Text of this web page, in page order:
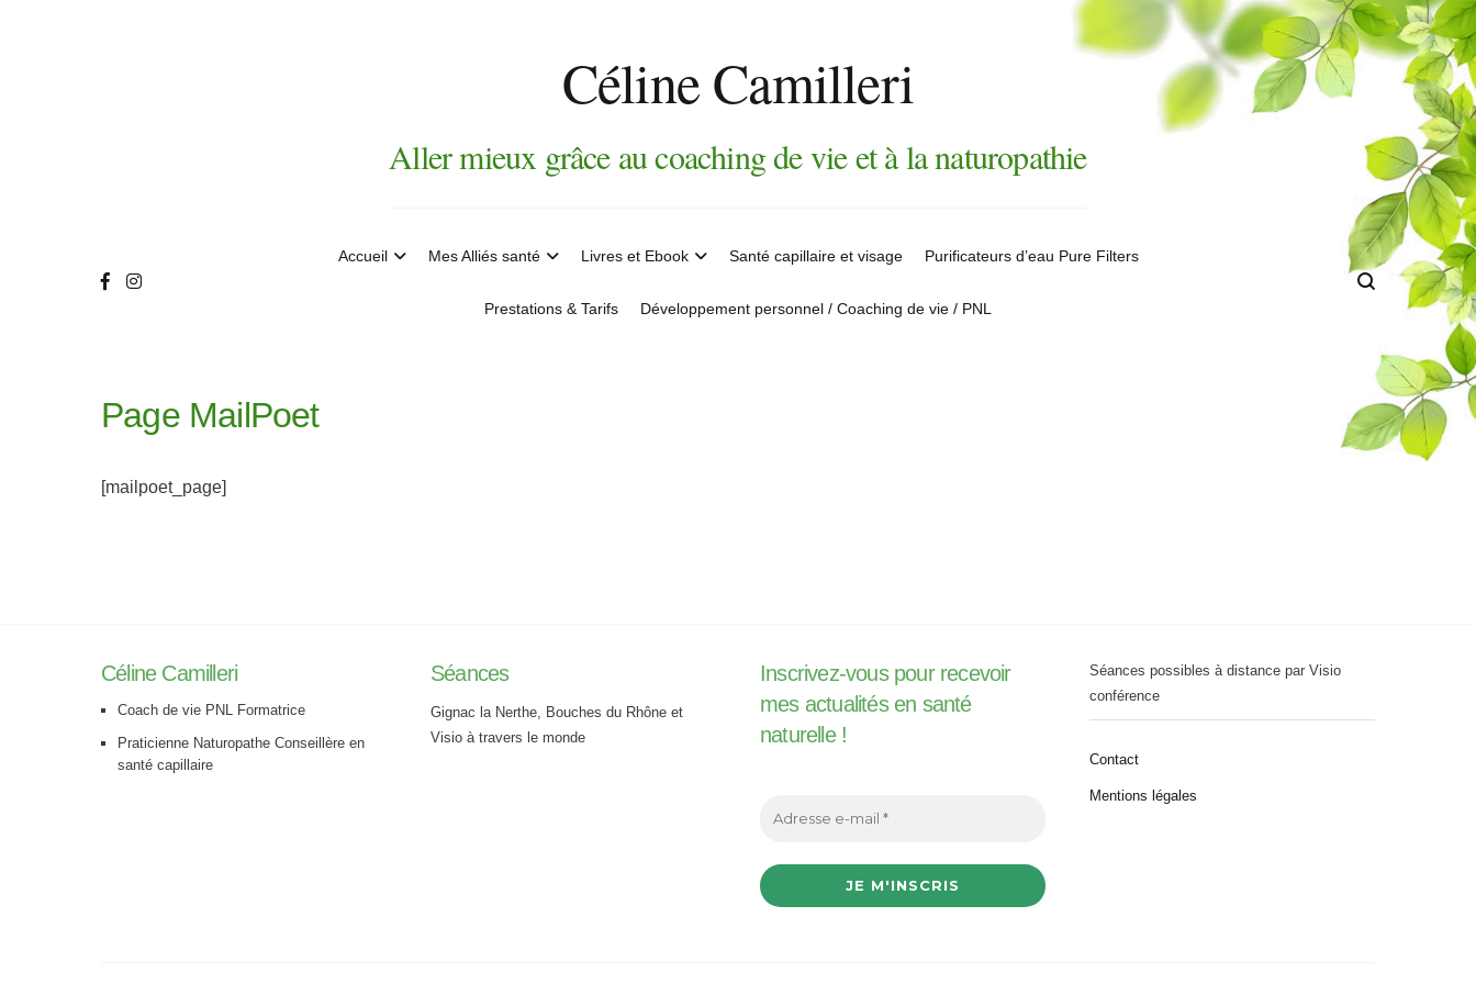
Céline Camilleri
Aller mieux grâce au coaching de vie et à la naturopathie
Accueil Mes Alliés santé Livres et Ebook Santé capillaire et visage Purificateurs d’eau Pure Filters
Prestations & Tarifs Développement personnel / Coaching de vie / PNL
Page MailPoet
[mailpoet_page]
Céline Camilleri
Coach de vie PNL Formatrice
Praticienne Naturopathe Conseillère en
santé capillaire
Séances
Gignac la Nerthe, Bouches du Rhône et
Visio à travers le monde
Inscrivez-vous pour recevoir
mes actualités en santé
naturelle !
Séances possibles à distance par Visio
conférence
Contact
Mentions légales